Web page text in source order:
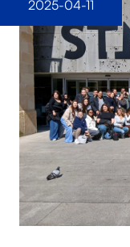
2025-04-11